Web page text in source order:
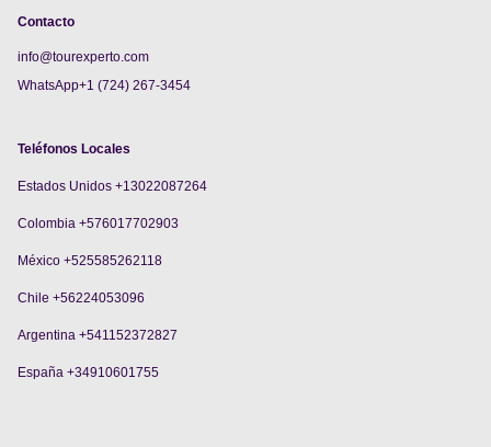
Contacto
info@tourexperto.com
WhatsApp+1 (724) 267-3454
Teléfonos Locales
Estados Unidos +13022087264
Colombia +576017702903
México +525585262118
Chile +56224053096
Argentina +541152372827
España +34910601755